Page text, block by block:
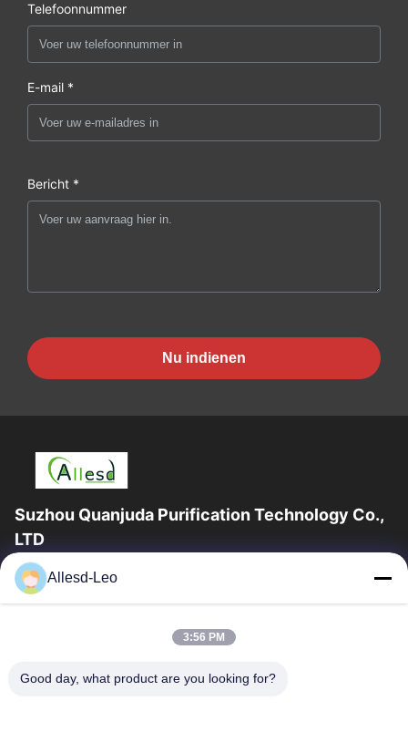
Telefoonnummer
E-mail *
Bericht *
Nu indienen
Suzhou Quanjuda Purification Technology Co.,
LTD
16years ervaring, als belangrijke fabrikant en exporteur van
ESD & Cleanroom producten, bieden wij een volledige lijn van
Huis
Producten
Allesd-Leo
3:56 PM
Good day, what product are you looking for?